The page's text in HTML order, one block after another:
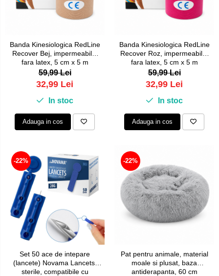
Banda Kinesiologica RedLine
Recover Bej, impermeabila,
fara latex, 5 cm x 5 m
59,99 Lei
32,99 Lei
In stoc
Adauga in cos
Banda Kinesiologica RedLine
Recover Roz, impermeabila,
fara latex, 5 cm x 5 m
59,99 Lei
32,99 Lei
In stoc
Adauga in cos
-22%
Set 50 ace de intepare
(lancete) Novama Lancets,
sterile, compatibile cu
-22%
Pat pentru animale, material
moale si plusat, baza
antiderapanta, 60 cm